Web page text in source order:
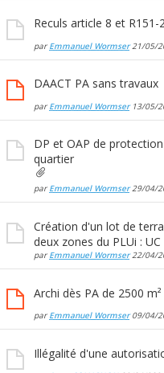
Reculs article 8 et R151-
par Emmanuel Wormser21/05/
DAACT PA sans travaux
par Emmanuel Wormser13/05/
DP et OAP de
quartier
par Emmanuel Wormser29/04/
Création d'un lot de
deux zones du PLUi :
par Emmanuel Wormser22/04/
Archi dès PA de 2500 m²
par Emmanuel Wormser09/04/
Illégalité d'une